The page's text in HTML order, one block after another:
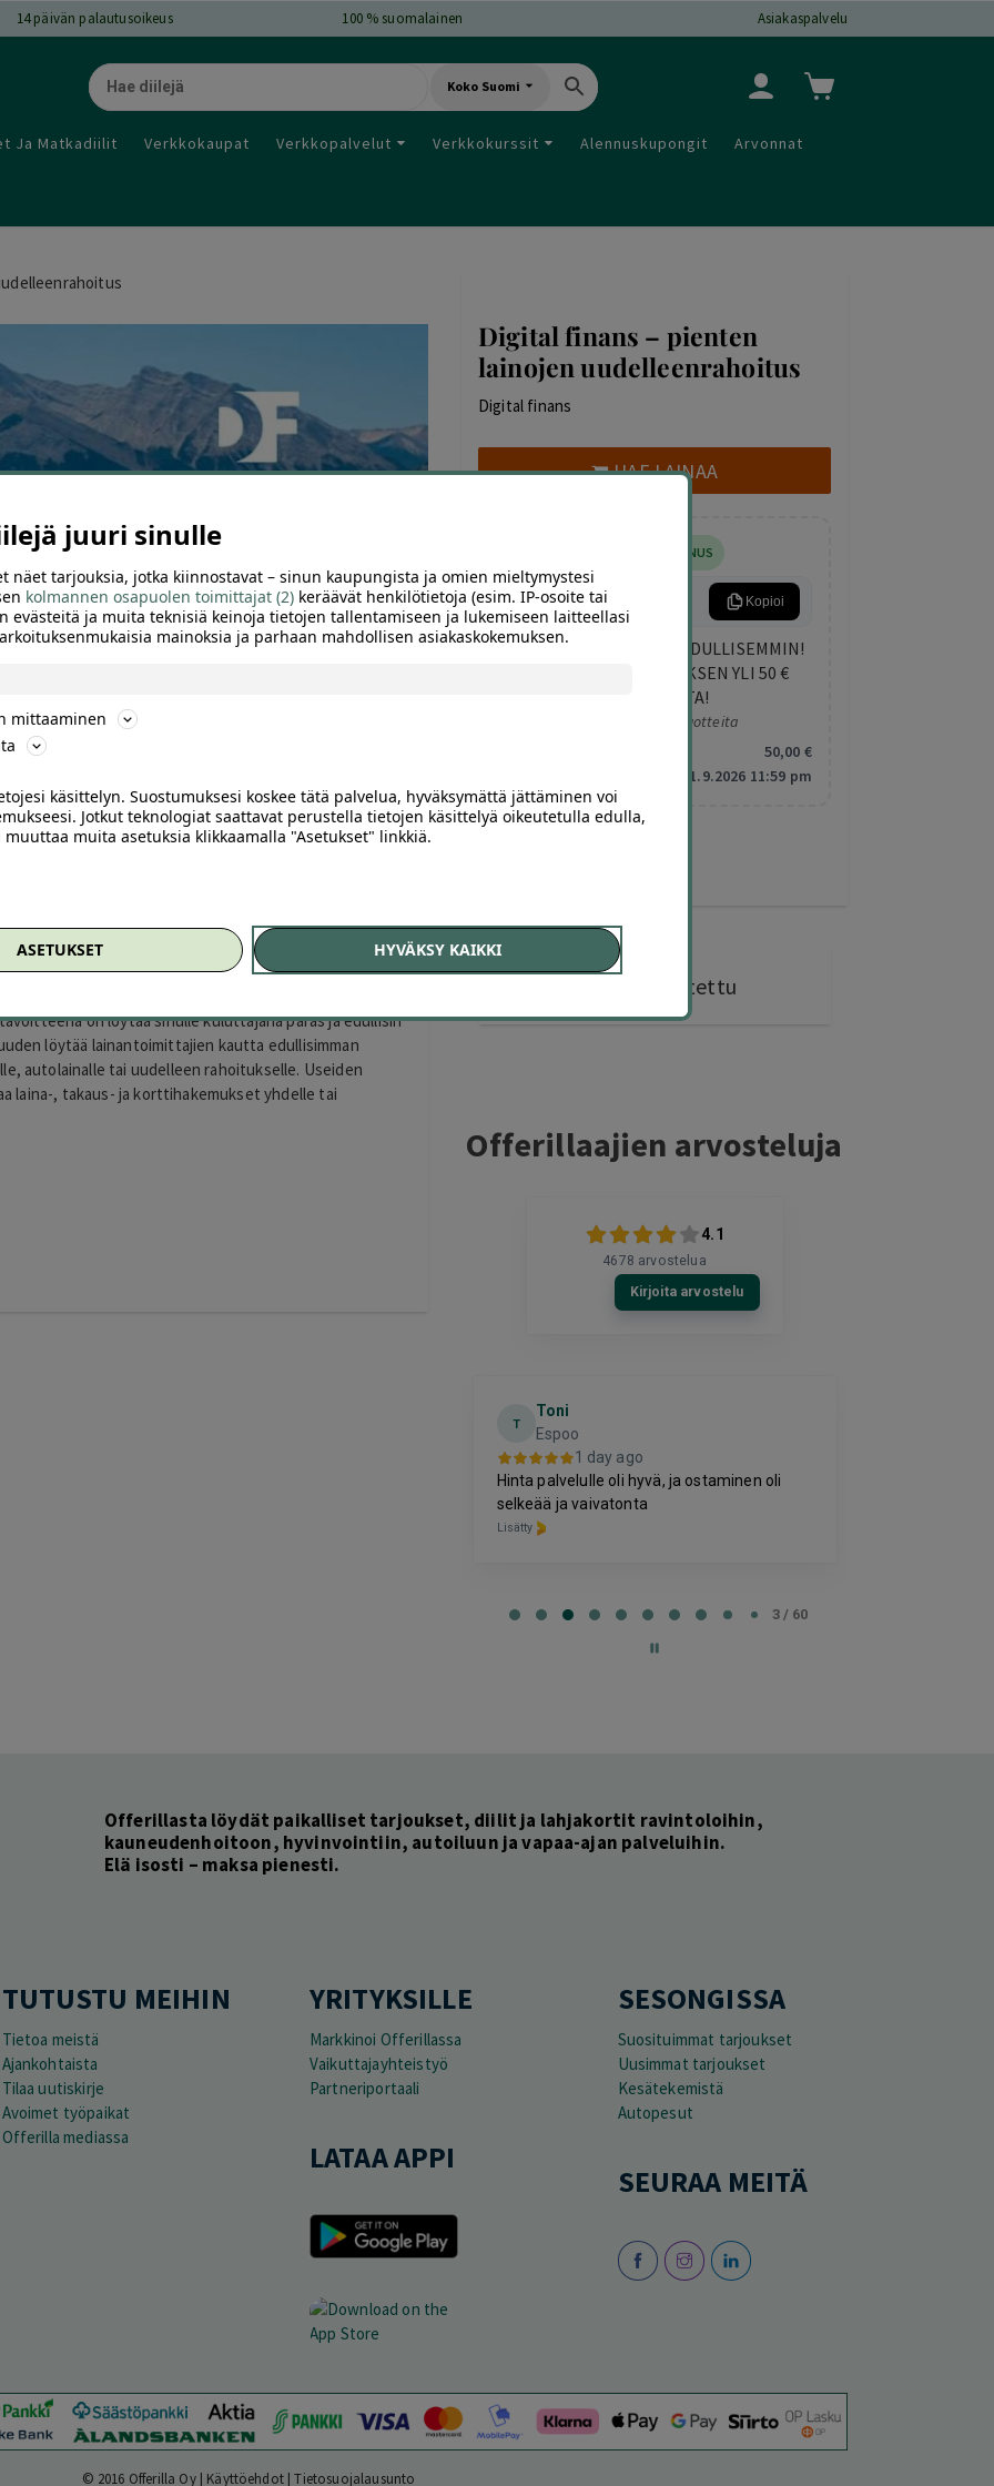
14päivän palautusoikeus 100 % suomalainen Asiakaspalvelu
Koko Suomi
Ja Matkadiilit Verkkokaupat Verkkopalvelut Verkkokurssit Alennuskupongit Arvonnat
tekee yhteistyötä Norjan ja Suomen johtavien
on löytää sinulle kuluttajana paras ja edullisin
löytää lainantoimittajien kautta edullisimman
autolainalle tai uudelleen rahoitukselle. Useiden
laina-, takaus- ja korttihakemukset yhdelle tai
Digital finans – pienten
lainojen uudelleenrahoitus
Digital finans
HAE LAINAA
LISÄALENNUS
KESA5 Kopioi
NAPPAA KESÄN DIILIT EDULLISEMMIN!
SAAT 5 € LISÄALENNUKSEN YLI 50 €
OSTOKSESTA!
Koskee valittuja tuotteita
50,00 €
1.9.2026 11:59 pm
ostettu
Offerillaajien arvosteluja
4.1
4678 arvostelua
Kirjoita arvostelu
T
Toni
Espoo
1 day ago
Hinta palvelulle oli hyvä, ja ostaminen oli
selkeää ja vaivatonta
Lisätty
3 / 60
Offerillasta löydät paikalliset tarjoukset, diilit ja lahjakortit ravintoloihin,
kauneudenhoitoon, hyvinvointiin, autoiluun ja vapaa-ajan palveluihin.
Elä isosti – maksa pienesti.
TUTUSTU MEIHIN
Tietoa meistä
Ajankohtaista
Tilaa uutiskirje
Avoimet työpaikat
Offerilla mediassa
YRITYKSILLE
Markkinoi Offerillassa
Vaikuttajayhteistyö
Partneriportaali
LATAA APPI
SESONGISSA
Suosituimmat tarjoukset
Uusimmat tarjoukset
Kesätekemistä
Autopesut
SEURAA MEITÄ
© 2016 Offerilla Oy | Käyttöehdot|Tietosuojalausunto
juuri sinulle
näet tarjouksia, jotka kiinnostavat – sinun kaupungista ja omien mieltymystesi
kolmannen osapuolen toimittajat (2) keräävät henkilötietoja (esim. IP-osoite tai
evästeitä ja muita teknisiä keinoja tietojen tallentamiseen ja lukemiseen laitteellasi
mainoksia ja parhaan mahdollisen asiakaskokemuksen.
mittaaminen
käsittelyn. Suostumuksesi koskee tätä palvelua, hyväksymättä jättäminen voi
Jotkut teknologiat saattavat perustella tietojen käsittelyä oikeutetulla edulla,
muita asetuksia klikkaamalla "Asetukset" linkkiä.
ASETUKSET HYVÄKSY KAIKKI